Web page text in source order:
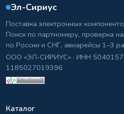
Эл-Сириус
Поставка электронных
Поиск по партномеру, проверка
по России и СНГ, авиарейсы 1–3
ООО «ЭЛ-СИРИУС» · ИНН
1185027019396
Каталог